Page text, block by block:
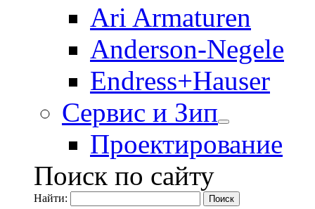
Ari Armaturen
Anderson-Negele
Endress+Hauser
Сервис и Зип
Проектирование
Поиск по сайту
Найти: